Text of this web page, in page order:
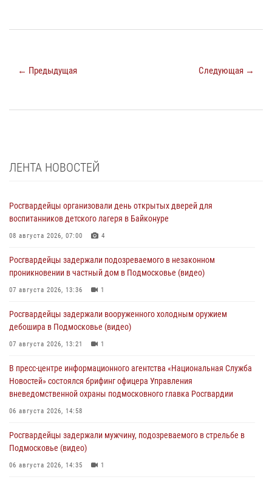
← Предыдущая Следующая →
ЛЕНТА НОВОСТЕЙ
Росгвардейцы организовали день открытых дверей для
воспитанников детского лагеря в Байконуре
08 августа 2026, 07:00 4
Росгвардейцы задержали подозреваемого в незаконном
проникновении в частный дом в Подмосковье (видео)
07 августа 2026, 13:36 1
Росгвардейцы задержали вооруженного холодным оружием
дебошира в Подмосковье (видео)
07 августа 2026, 13:21 1
В пресс-центре информационного агентства «Национальная Служба
Новостей» состоялся брифинг офицера Управления
вневедомственной охраны подмосковного главка Росгвардии
06 августа 2026, 14:58
Росгвардейцы задержали мужчину, подозреваемого в стрельбе в
Подмосковье (видео)
06 августа 2026, 14:35 1